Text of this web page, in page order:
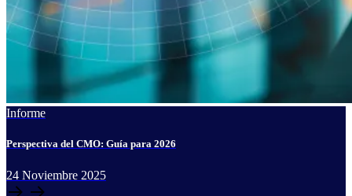
Informe
Perspectiva del CMO: Guía para 2026
24 Noviembre 2025